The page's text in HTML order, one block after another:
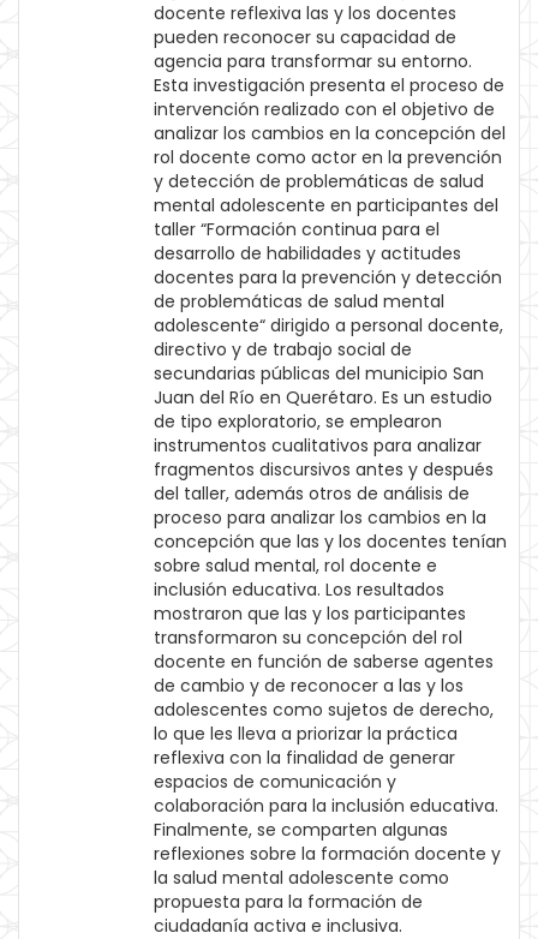
docente reflexiva las y los docentes
pueden reconocer su capacidad de
agencia para transformar su entorno.
Esta investigación presenta el proceso de
intervención realizado con el objetivo de
analizar los cambios en la concepción del
rol docente como actor en la prevención
y detección de problemáticas de salud
mental adolescente en participantes del
taller “Formación continua para el
desarrollo de habilidades y actitudes
docentes para la prevención y detección
de problemáticas de salud mental
adolescente“ dirigido a personal docente,
directivo y de trabajo social de
secundarias públicas del municipio San
Juan del Río en Querétaro. Es un estudio
de tipo exploratorio, se emplearon
instrumentos cualitativos para analizar
fragmentos discursivos antes y después
del taller, además otros de análisis de
proceso para analizar los cambios en la
concepción que las y los docentes tenían
sobre salud mental, rol docente e
inclusión educativa. Los resultados
mostraron que las y los participantes
transformaron su concepción del rol
docente en función de saberse agentes
de cambio y de reconocer a las y los
adolescentes como sujetos de derecho,
lo que les lleva a priorizar la práctica
reflexiva con la finalidad de generar
espacios de comunicación y
colaboración para la inclusión educativa.
Finalmente, se comparten algunas
reflexiones sobre la formación docente y
la salud mental adolescente como
propuesta para la formación de
ciudadanía activa e inclusiva.